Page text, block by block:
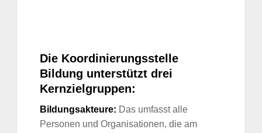
Die Koordinierungsstelle
Bildung unterstützt drei
Kernzielgruppen:
Bildungsakteure: Das umfasst alle
Personen und Organisationen, die am